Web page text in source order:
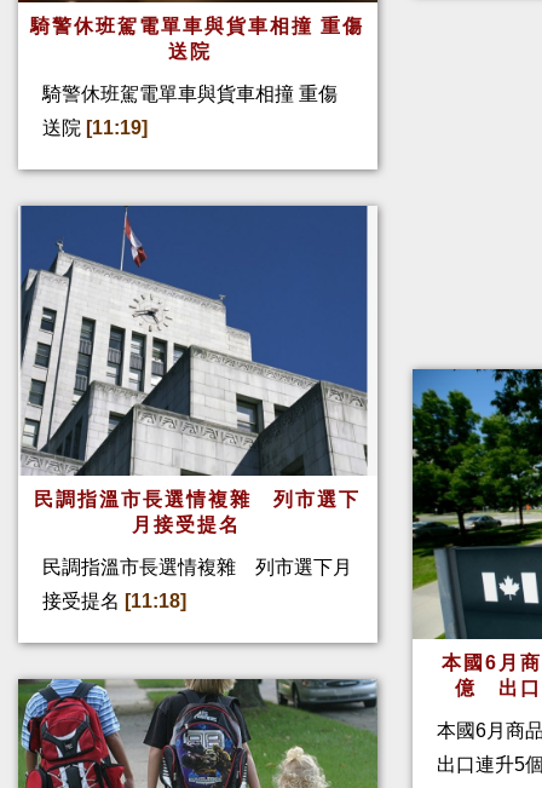
騎警休班駕電單車與貨車相撞 重傷
送院
騎警休班駕電單車與貨車相撞 重傷
送院 [11:19]
民調指溫市長選情複雜 列市選下
月接受提名
民調指溫市長選情複雜 列市選下月
接受提名 [11:18]
本國6月
億 出口
本國6月商
出口連升5